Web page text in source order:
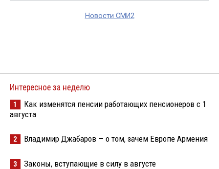
Новости СМИ2
Интересное за неделю
1
Как изменятся пенсии работающих пенсионеров с 1
августа
2 Владимир Джабаров — о том, зачем Европе Армения
3 Законы, вступающие в силу в августе